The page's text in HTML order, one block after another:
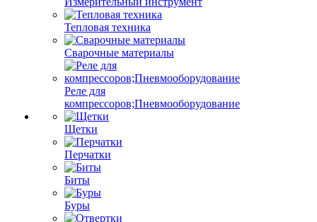
Тепловая техника
Сварочные материалы
Реле для
компрессоров;Пневмооборудование
Щетки
Перчатки
Биты
Буры